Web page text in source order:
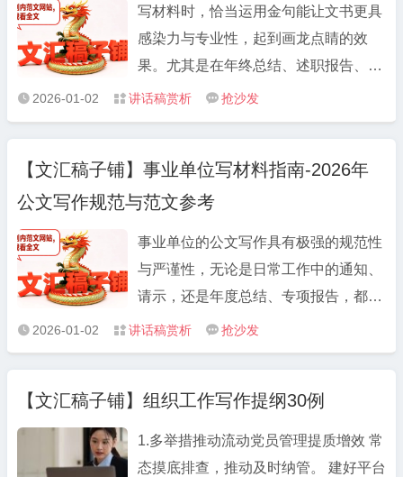
文素材，结合最新政策热点与工作要
求，内容兼具政治性与实用性，助力党
建工作、纪检工作高效推进；述职报告
范文、竞职演讲稿板块则聚焦职场晋升
现工作成果与个人能力。此外，组织生
活会对照检视材料、民主生活会发言提
求，包含问题查摆、原因分析、整改措
施等核心模块，为用户节省大量整理时
间。
（LBTGWW.com），公文范文大全板
块堪称 “素材宝库”，工作总结范文、述
职报告范文、年度工作报告范文等高频
位、国企、事业单位等不同场景，还紧
合规性。比如单位工作总结范文，既包
含常规的工作成果梳理、问题分析，又
融入了年度重点工作亮点提炼，数据化
呈现方式让总结更具说服力；政府公文
写作范文则严格遵循《党政机关公文处
为写作参考。
写材料时，恰当运用金句能让文书更具
感染力与专业性，起到画龙点睛的效
果。尤其是在年终总结、述职报告、工
作方案等重要公文里，优质金句能有效
提升内容质感，让你的材料在众多汇报
运用场景与风格也有所不同。年终总结
中可使用 “以实干笃定前行，以实绩回
现工作态度；述职报告中可搭配“守正
创新谋发展，履职尽责显担当”“立足岗
位强本领，攻坚克难求实效” 等金句突
出责任与担当；工作方案中则适合用
图作战、倒排工期” 等表述强化执行
必备金句，按“总结类、述职类、方案
类、动员类”分类整理，方便大家直接
 2026-01-02  讲话稿赏析  抢沙发
【文汇稿子铺】事业单位写材料指南-2026年
公文写作规范与范文参考
事业单位的公文写作具有极强的规范性
与严谨性，无论是日常工作中的通知、
请示，还是年度总结、专项报告，都需
严格遵循相关政策要求与格式标准，这
对工作人员的写材料能力提出了更高要
一是政策准确性，必须贴合最新政策文
件精神，引用数据、表述需有权威依
据；二是格式规范性，标题、字号、行
 2026-01-02  讲话稿赏析  抢沙发
【文汇稿子铺】组织工作写作提纲30例
1.多举措推动流动党员管理提质增效 常
态摸底排查，推动及时纳管。 建好平台